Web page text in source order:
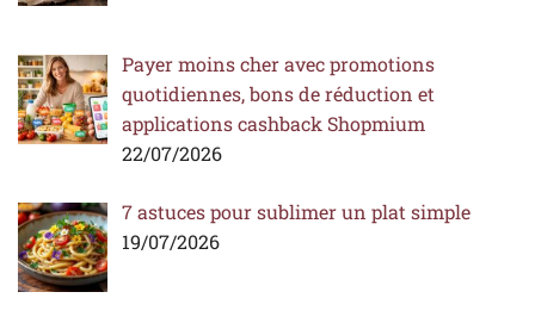
Payer moins cher avec promotions
quotidiennes, bons de réduction et
applications cashback Shopmium
22/07/2026
7 astuces pour sublimer un plat simple
19/07/2026